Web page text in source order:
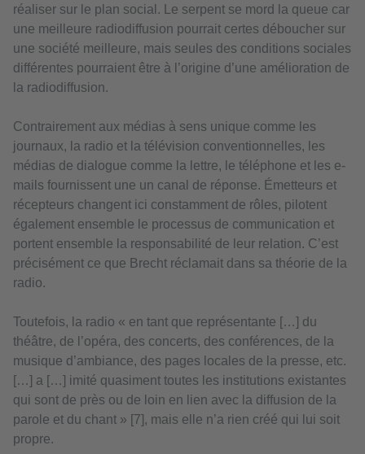
réaliser sur le plan social. Le serpent se mord la queue car
une meilleure radiodiffusion pourrait certes déboucher sur
une société meilleure, mais seules des conditions sociales
différentes pourraient être à l’origine d’une amélioration de
la radiodiffusion.
Contrairement aux médias à sens unique comme les
journaux, la radio et la télévision conventionnelles, les
médias de dialogue comme la lettre, le téléphone et les e-
mails fournissent une un canal de réponse. Émetteurs et
récepteurs changent ici constamment de rôles, pilotent
également ensemble le processus de communication et
portent ensemble la responsabilité de leur relation. C’est
précisément ce que Brecht réclamait dans sa théorie de la
radio.
Toutefois, la radio « en tant que représentante […] du
théâtre, de l’opéra, des concerts, des conférences, de la
musique d’ambiance, des pages locales de la presse, etc.
[…] a […] imité quasiment toutes les institutions existantes
qui sont de près ou de loin en lien avec la diffusion de la
parole et du chant » [7], mais elle n’a rien créé qui lui soit
propre.